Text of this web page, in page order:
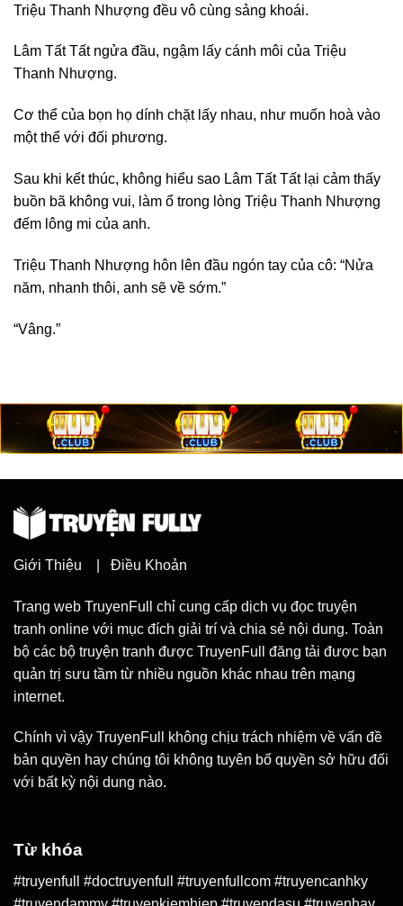
Triệu Thanh Nhượng đều vô cùng sảng khoái.
Lâm Tất Tất ngửa đầu, ngậm lấy cánh môi của Triệu
Thanh Nhượng.
Cơ thể của bọn họ dính chặt lấy nhau, như muốn hoà vào
một thể với đối phương.
Sau khi kết thúc, không hiểu sao Lâm Tất Tất lại cảm thấy
buồn bã không vui, làm ổ trong lòng Triệu Thanh Nhượng
đếm lông mi của anh.
Triệu Thanh Nhượng hôn lên đầu ngón tay của cô: “Nửa
năm, nhanh thôi, anh sẽ về sớm.”
“Vâng.”
Giới Thiệu Điều Khoản
Trang web TruyenFull chỉ cung cấp dịch vụ đọc truyện
tranh online với mục đích giải trí và chia sẻ nội dung. Toàn
bộ các bộ truyện tranh được TruyenFull đăng tải được bạn
quản trị sưu tầm từ nhiều nguồn khác nhau trên mạng
internet.
Chính vì vậy TruyenFull không chịu trách nhiệm về vấn đề
bản quyền hay chúng tôi không tuyên bố quyền sở hữu đối
với bất kỳ nội dung nào.
Từ khóa
#truyenfull #doctruyenfull #truyenfullcom #truyencanhky